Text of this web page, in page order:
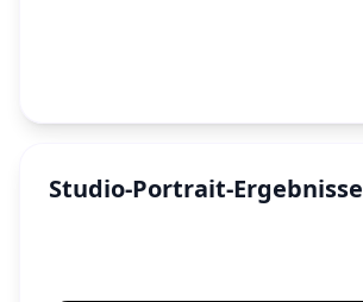
Studio-Portrait-Ergebnisse